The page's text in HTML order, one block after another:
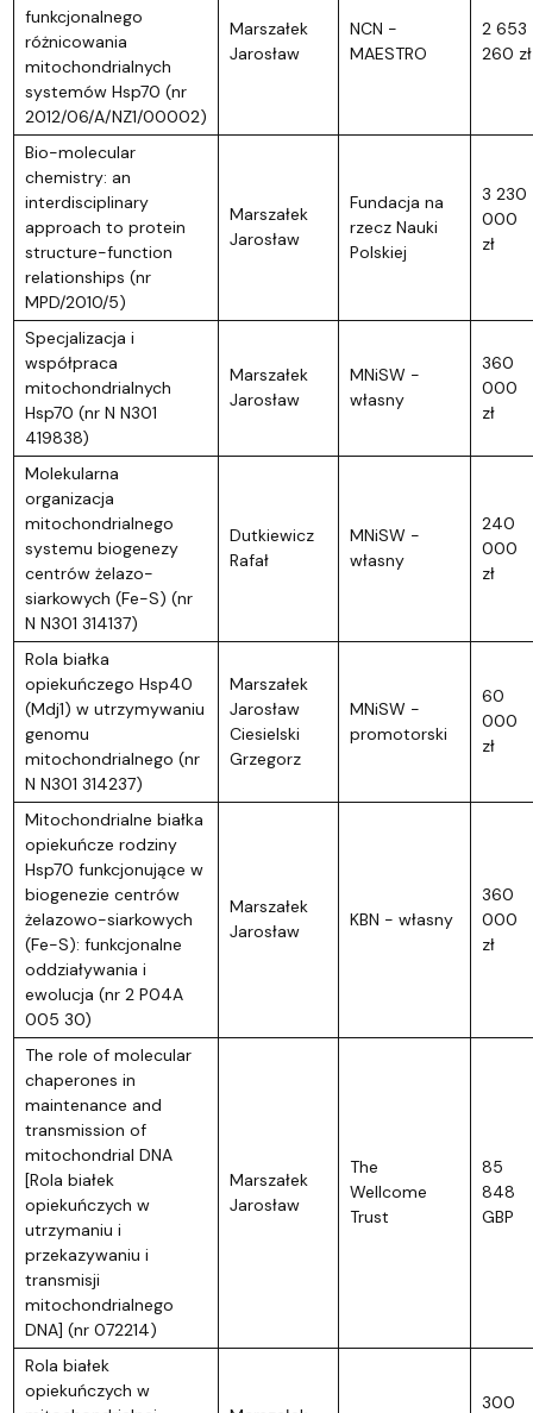
funkcjonalnego
różnicowania
mitochondrialnych
systemów Hsp70 (nr
2012/06/A/NZ1/00002)
Marszałek
Jarosław
NCN -
MAESTRO
2 653
260 zł
Bio-molecular
chemistry: an
interdisciplinary
approach to protein
structure-function
relationships (nr
MPD/2010/5)
Marszałek
Jarosław
Fundacja na
rzecz Nauki
Polskiej
3 230
000
zł
Specjalizacja i
współpraca
mitochondrialnych
Hsp70 (nr N N301
419838)
Marszałek
Jarosław
MNiSW -
własny
360
000
zł
Molekularna
organizacja
mitochondrialnego
systemu biogenezy
centrów żelazo-
siarkowych (Fe-S) (nr
N N301 314137)
Dutkiewicz
Rafał
MNiSW -
własny
240
000
zł
Rola białka
opiekuńczego Hsp40
(Mdj1) w utrzymywaniu
genomu
mitochondrialnego (nr
N N301 314237)
Marszałek
Jarosław
Ciesielski
Grzegorz
MNiSW -
promotorski
60
000
zł
Mitochondrialne białka
opiekuńcze rodziny
Hsp70 funkcjonujące w
biogenezie centrów
żelazowo-siarkowych
(Fe-S): funkcjonalne
oddziaływania i
ewolucja (nr 2 P04A
005 30)
Marszałek
Jarosław
KBN - własny
360
000
zł
The role of molecular
chaperones in
maintenance and
transmission of
mitochondrial DNA
[Rola białek
opiekuńczych w
utrzymaniu i
przekazywaniu i
transmisji
mitochondrialnego
DNA] (nr 072214)
Marszałek
Jarosław
The
Wellcome
Trust
85
848
GBP
Rola białek
opiekuńczych w
300